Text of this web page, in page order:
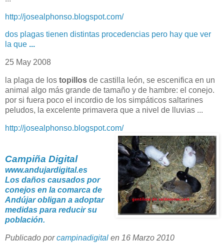
http://josealphonso.blogspot.com/
dos plagas tienen distintas procedencias pero hay que ver
la que ...
25 May 2008
la plaga de los topillos de castilla león, se escenifica en un
animal algo más grande de tamaño y de hambre: el conejo.
por si fuera poco el incordio de los simpáticos saltarines
peludos, la excelente primavera que a nivel de lluvias ...
http://josealphonso.blogspot.com/
Campiña Digital
www.andujardigital.es
Los daños causados por
conejos en la comarca de
Andújar obligan a adoptar
medidas para reducir su
población.
Publicado porcampinadigital en 16 Marzo 2010